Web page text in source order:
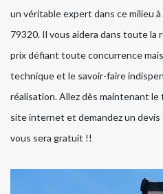
un véritable expert dans ce milieu
79320. Il vous aidera dans toute la
prix défiant toute concurrence
technique et le savoir-faire
réalisation. Allez dès maintenant
site internet et demandez un
vous sera gratuit !!